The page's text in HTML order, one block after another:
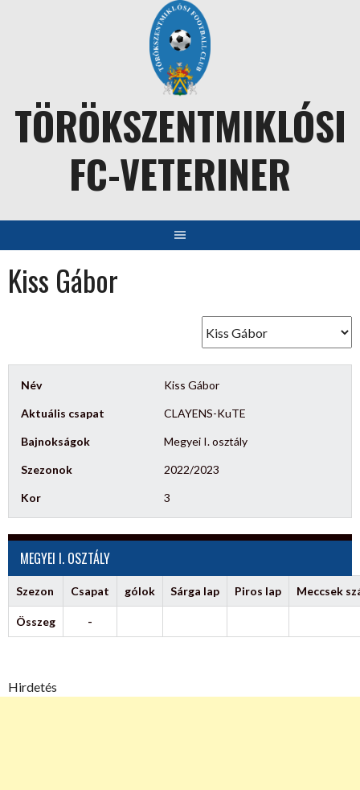
TÖRÖKSZENTMIKLÓSI
FC-VETERINER
Kiss Gábor
Név Kiss Gábor
Aktuális csapat CLAYENS-KuTE
Bajnokságok Megyei I. osztály
Szezonok 2022/2023
Kor 3
MEGYEI I. OSZTÁLY
Szezon Csapat gólok Sárga lap Piros lap Meccsek
Összeg -
Hirdetés